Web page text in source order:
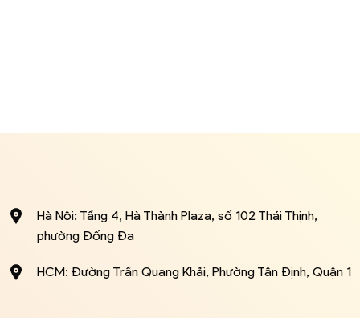
Hà Nội: Tầng 4, Hà Thành Plaza, số 102 Thái Thịnh,
phường Đống Đa
HCM: Đường Trần Quang Khải, Phường Tân Định, Quận 1